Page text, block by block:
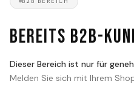
Bereits B2B-
Dieser Bereich ist nur für
Melden Sie sich mit Ihrem